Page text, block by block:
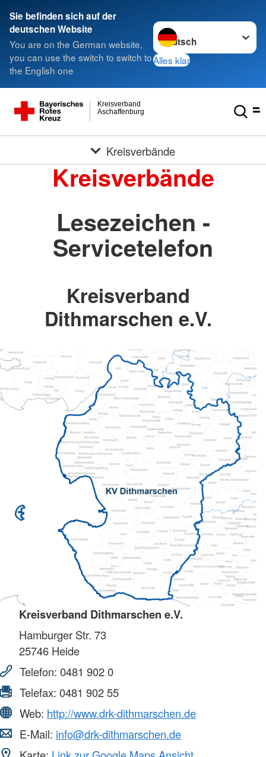
Sie befinden sich auf der
deutschen Website
You are on the German website,
you can use the switch to switch to
the English one
Sprache wechseln zu
Alles klar
Aschaffenburg
Kreisverband
Kreisverbände
Kreisverbände
Lesezeichen -
Servicetelefon
Kreisverband
Dithmarschen e.V.
Kreisverband Dithmarschen e.V.
Hamburger Str. 73
25746 Heide
Telefon: 0481 902 0
Telefax: 0481 902 55
Web: http://www.drk-dithmarschen.de
E-Mail: info@drk-dithmarschen.de